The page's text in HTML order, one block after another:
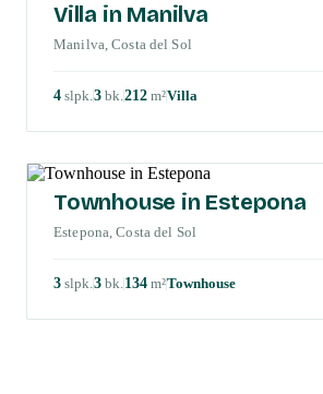
Villa in Manilva
Manilva, Costa del Sol
4 slpk.3 bk.212 m²Villa
Townhouse in Estepona
Estepona, Costa del Sol
3 slpk.3 bk.134 m²Townhouse